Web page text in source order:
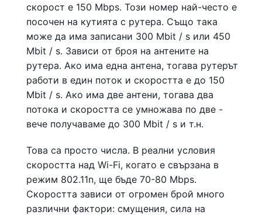
скорост е 150 Mbps. Този номер най-често е
посочен на кутията с рутера. Също така
може да има записани 300 Mbit / s или 450
Mbit / s. Зависи от броя на антените на
рутера. Ако има една антена, тогава рутерът
работи в един поток и скоростта е до 150
Mbit / s. Ако има две антени, тогава два
потока и скоростта се умножава по две -
вече получаваме до 300 Mbit / s и т.н.
Това са просто числа. В реални условия
скоростта над Wi-Fi, когато е свързана в
режим 802.11n, ще бъде 70-80 Mbps.
Скоростта зависи от огромен брой много
различни фактори: смущения, сила на